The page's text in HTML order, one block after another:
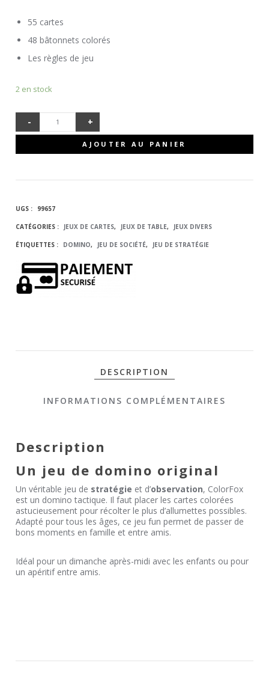
55 cartes
48 bâtonnets colorés
Les règles de jeu
2 en stock
- QUANTITÉ
DE
ET COLORÉ
COLORFOX
+
AJOUTER AU PANIER
UGS : 99657
CATÉGORIES : JEUX DE CARTES, JEUX DE TABLE, JEUX DIVERS
ÉTIQUETTES : DOMINO, JEU DE SOCIÉTÉ, JEU DE STRATÉGIE
DESCRIPTION
INFORMATIONS COMPLÉMENTAIRES
Description
Un jeu de domino original
Un véritable jeu de stratégie et d’observation, ColorFox
est un domino tactique. Il faut placer les cartes colorées
astucieusement pour récolter le plus d’allumettes possibles.
Adapté pour tous les âges, ce jeu fun permet de passer de
bons moments en famille et entre amis.
Idéal pour un dimanche après-midi avec les enfants ou pour
un apéritif entre amis.